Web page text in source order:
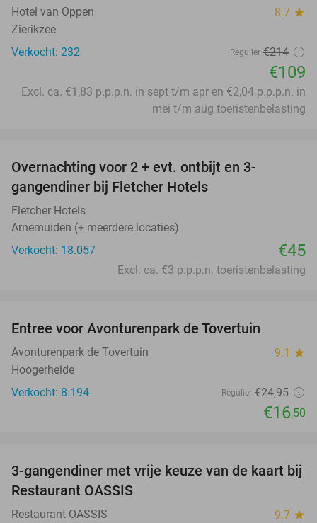
Hotel van Oppen 8.7 star
Zierikzee
Verkocht: 232
Regulier €214
€109
Excl. ca. €1,83 p.p.p.n. in sept t/m apr en €2,04 p.p.p.n. in
mei t/m aug toeristenbelasting
Overnachting voor 2 + evt. ontbijt en 3-
gangendiner bij Fletcher Hotels
Fletcher Hotels
Arnemuiden (+ meerdere locaties)
Verkocht: 18.057
€45
Excl. ca. €3 p.p.p.n. toeristenbelasting
Entree voor Avonturenpark de Tovertuin
Avonturenpark de Tovertuin 9.1 star
Hoogerheide
Verkocht: 8.194
Regulier €24,95
€16,50
43%
3-gangendiner met vrije keuze van de kaart bij
Restaurant OASSIS
Restaurant OASSIS 9.7 star